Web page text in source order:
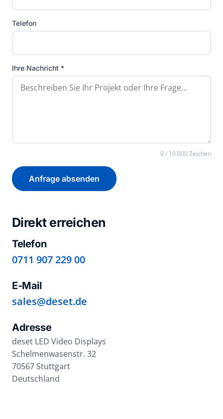
Telefon
Ihre Nachricht *
0 / 10.000 Zeichen
Anfrage absenden
Direkt erreichen
Telefon
0711 907 229 00
E-Mail
sales@deset.de
Adresse
deset LED Video Displays
Schelmenwasenstr. 32
70567 Stuttgart
Deutschland